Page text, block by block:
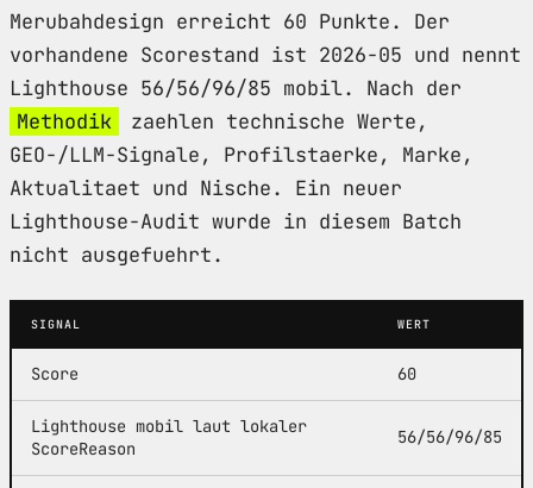
Merubahdesign erreicht 60 Punkte. Der
vorhandene Scorestand ist 2026-05 und nennt
Lighthouse 56/56/96/85 mobil. Nach der
Methodik
zaehlen technische Werte,
GEO-/LLM-Signale, Profilstaerke, Marke,
Aktualitaet und Nische. Ein neuer
Lighthouse-Audit wurde in diesem Batch
nicht ausgefuehrt.
SIGNAL WERT
Score 60
Lighthouse mobil laut lokaler
ScoreReason
56/56/96/85